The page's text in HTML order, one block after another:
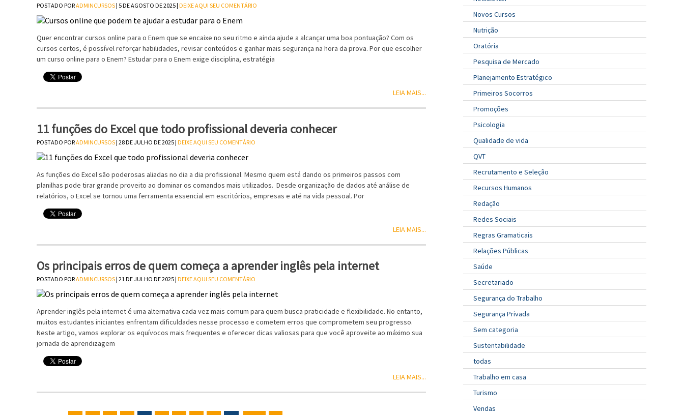
POSTADO PORADMINCURSOS| 5 DE AGOSTO DE 2025 | DEIXE AQUI SEU COMENTÁRIO
Quer encontrar cursos online para o Enem que se encaixe no seu ritmo e ainda ajude a alcançar uma boa pontuação? Com os
cursos certos, é possível reforçar habilidades, revisar conteúdos e ganhar mais segurança na hora da prova. Por que escolher
um curso online para o Enem? Estudar para o Enem exige disciplina, estratégia
LEIA MAIS...
11 funções do Excel que todo profissional deveria conhecer
POSTADO PORADMINCURSOS| 28 DE JULHO DE 2025 | DEIXE AQUI SEU COMENTÁRIO
As funções do Excel são poderosas aliadas no dia a dia profissional. Mesmo quem está dando os primeiros passos com
planilhas pode tirar grande proveito ao dominar os comandos mais utilizados. Desde organização de dados até análise de
relatórios, o Excel se tornou uma ferramenta essencial em escritórios, empresas e até na vida pessoal. Por
LEIA MAIS...
Os principais erros de quem começa a aprender inglês pela internet
POSTADO PORADMINCURSOS| 21 DE JULHO DE 2025 | DEIXE AQUI SEU COMENTÁRIO
Aprender inglês pela internet é uma alternativa cada vez mais comum para quem busca praticidade e flexibilidade. No entanto,
muitos estudantes iniciantes enfrentam dificuldades nesse processo e cometem erros que comprometem seu progresso.
Neste artigo, vamos explorar os equívocos mais frequentes e oferecer dicas valiosas para que você aproveite ao máximo sua
jornada de aprendizagem
LEIA MAIS...
Novos Cursos
Nutrição
Oratória
Pesquisa de Mercado
Planejamento Estratégico
Primeiros Socorros
Promoções
Psicologia
Qualidade de vida
QVT
Recrutamento e Seleção
Recursos Humanos
Redação
Redes Sociais
Regras Gramaticais
Relações Públicas
Saúde
Secretariado
Segurança do Trabalho
Segurança Privada
Sem categoria
Sustentabilidade
todas
Trabalho em casa
Turismo
Vendas